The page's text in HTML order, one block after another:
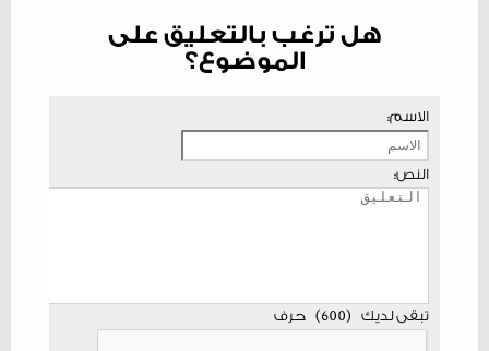
هل ترغب بالتعليق على
الموضوع؟
الاسم:
النص:
تبقى لديك (
600
) حرف